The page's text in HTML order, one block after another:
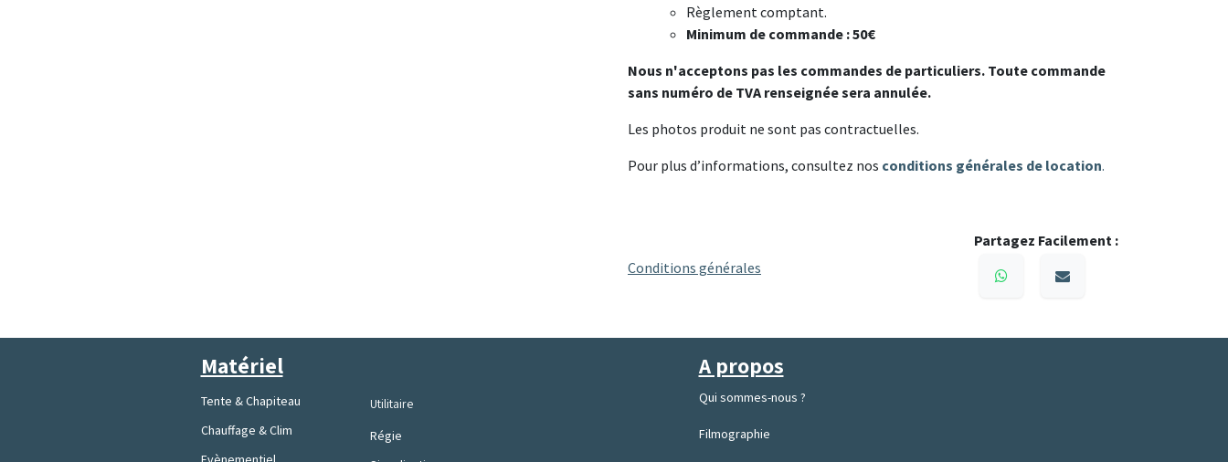
Règlement comptant.
Minimum de commande : 50€
Nous n'acceptons pas les commandes de particuliers. Toute commande
sans numéro de TVA renseignée sera annulée.
Les photos produit ne sont pas contractuelles.
Pour plus d’informations, consultez nos conditions générales de location.
Conditions générales
Partagez Facilement :
A propos
Qui sommes-nous ?
Filmographie
Utilitaire
Régie
Matériel
Tente & Chapiteau
Chauffage & Clim